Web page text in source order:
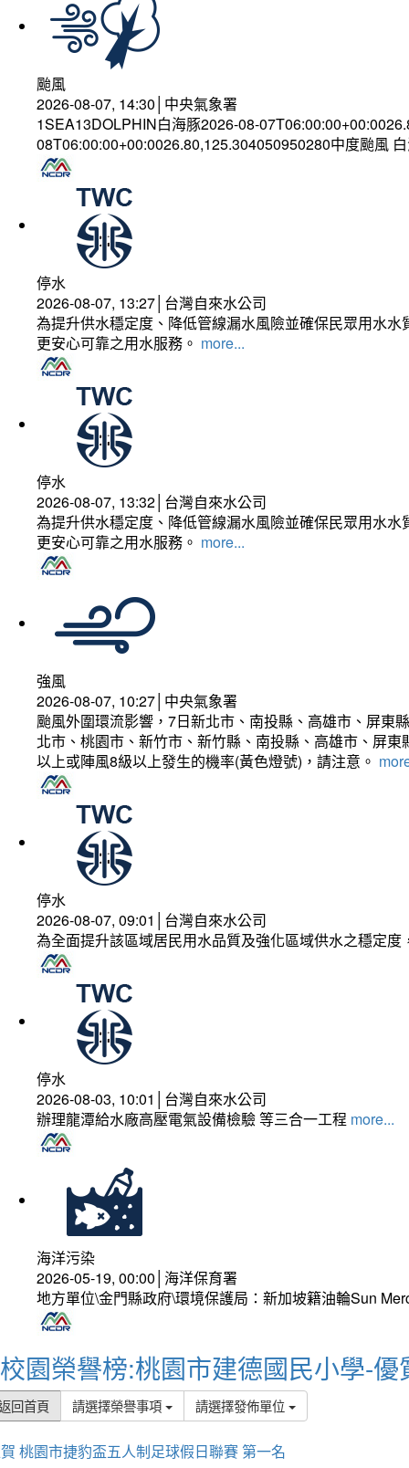
颱風
2026-08-07, 14:30│中央氣象署
1SEA13DOLPHIN白海豚2026-08-
08T06:00:00+00:0026.80,125.304050950280中度颱風
停水
2026-08-07, 13:27│台灣自來水公司
為提升供水穩定度、降低管線漏水風險並確保民眾用水
更安心可靠之用水服務。 more...
停水
2026-08-07, 13:32│台灣自來水公司
為提升供水穩定度、降低管線漏水風險並確保民眾用水
更安心可靠之用水服務。 more...
強風
2026-08-07, 10:27│中央氣象署
颱風外圍環流影響，7日新北市、南投縣、高雄市、屏東
北市、桃園市、新竹市、新竹縣、南投縣、高雄市、屏
以上或陣風8級以上發生的機率(黃色燈號)，請注意。
停水
2026-08-07, 09:01│台灣自來水公司
為全面提升該區域居民用水品質及強化區域供水之穩定
停水
2026-08-03, 10:01│台灣自來水公司
辦理龍潭給水廠高壓電氣設備檢驗 等三合一工程 more...
海洋污染
2026-05-19, 00:00│海洋保育署
地方單位\金門縣政府\環境保護局：新加坡籍油輪Sun
校園榮譽榜:桃園市建德國民小學-優
回首頁 請選擇榮譽事項 請選擇發佈單位
桃園市捷豹盃五人制足球假日聯賽 第一名